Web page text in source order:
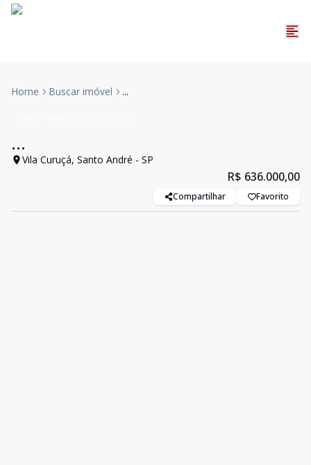
Home Buscar imóvel ...
...
Vila Curuçá, Santo André - SP
R$ 636.000,00
Compartilhar Favorito